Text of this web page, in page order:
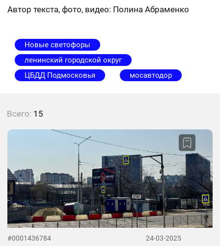
Автор текста, фото, видео: Полина Абраменко
Новые светофоры
ленинский городской округ
ЦБДД Подмосковья
мосавтодор
Всего: 15
#0001436784 24-03-2025